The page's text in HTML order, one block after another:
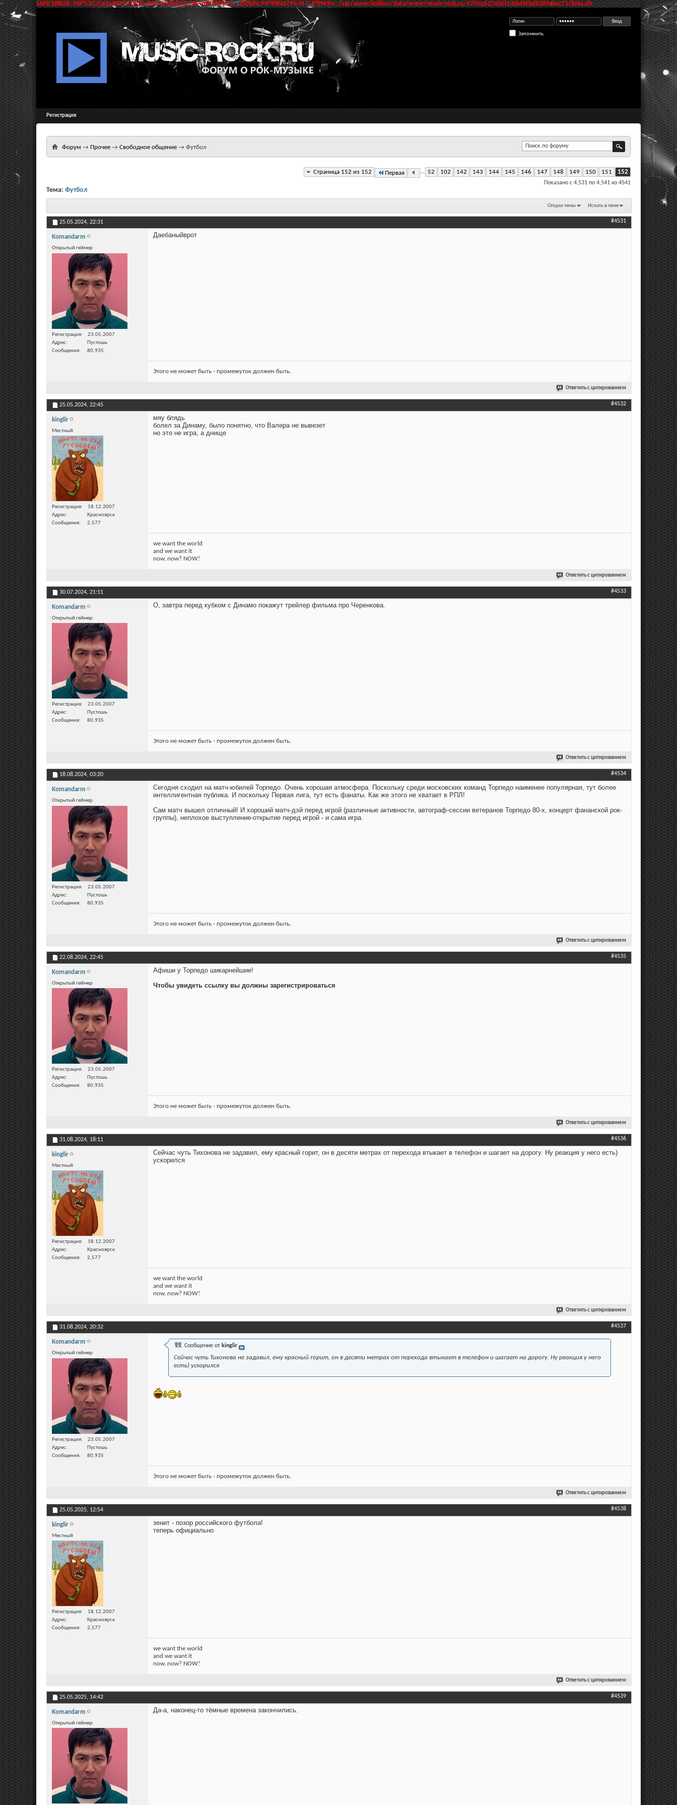
SAPE ERROR: РќР°СЂСѓС€РµРЅР° С†РµР»РѕСЃС‚РЅРѕСЃС‚СЊ РґР°РЅРЅС‹С… РїСЂРё Р·Р°РїРёСЃРё РІ С„Р°Р№Р»: /var/www/kulikov/data/www/music-rock.ru/47f9cc627c06f1cbb4f6bd8389dacc73/links.db
Запомнить
Регистрация
Форум → Прочее → Свободное общение → Футбол
Страница 152 из 152 Первая ... 52 102 142 143 144 145 146 147 148 149 150 151 152
Показано с 4,531 по 4,541 из 4541
Тема: Футбол
Опции темы Искать в теме
25.05.2024, 22:31 #4531
Komandarm
Открытый геймер
Регистрация
23.05.2007
Адрес
Пустошь
Сообщения
80,935
Даебаныйврот
Этого не может быть - промежуток должен быть.
Ответить с цитированием
25.05.2024, 22:45 #4532
kinglir
Местный
Регистрация
18.12.2007
Адрес
Красноярск
Сообщения
2,577
мяу блядь
болел за Динаму, было понятно, что Валера не вывезет
но это не игра, а днище
we want the world
and we want it
now. now? NOW!
Ответить с цитированием
30.07.2024, 21:11 #4533
Komandarm
Открытый геймер
Регистрация
23.05.2007
Адрес
Пустошь
Сообщения
80,935
О, завтра перед кубком с Динамо покажут трейлер фильма про Черенкова.
Этого не может быть - промежуток должен быть.
Ответить с цитированием
18.08.2024, 03:20 #4534
Komandarm
Открытый геймер
Регистрация
23.05.2007
Адрес
Пустошь
Сообщения
80,935
Сегодня сходил на матч-юбилей Торпедо. Очень хорошая атмосфера. Поскольку среди московских команд Торпедо наименее популярная, тут более
интеллигентная публика. И поскольку Первая лига, тут есть фанаты. Как же этого не хватает в РПЛ!
Сам матч вышел отличный! И хороший матч-дэй перед игрой (различные активности, автограф-сессии ветеранов Торпедо 80-х, концерт фананской рок-
группы), неплохое выступление-открытие перед игрой - и сама игра.
Этого не может быть - промежуток должен быть.
Ответить с цитированием
22.08.2024, 22:45 #4535
Komandarm
Открытый геймер
Регистрация
23.05.2007
Адрес
Пустошь
Сообщения
80,935
Афиши у Торпедо шикарнейшие!
Чтобы увидеть ссылку вы должны зарегистрироваться
Этого не может быть - промежуток должен быть.
Ответить с цитированием
31.08.2024, 18:11 #4536
kinglir
Местный
Регистрация
18.12.2007
Адрес
Красноярск
Сообщения
2,577
Сейчас чуть Тихонова не задавил, ему красный горит, он в десяти метрах от перехода втыкает в телефон и шагает на дорогу. Ну реакция у него есть)
ускорился
we want the world
and we want it
now. now? NOW!
Ответить с цитированием
31.08.2024, 20:32 #4537
Komandarm
Открытый геймер
Регистрация
23.05.2007
Адрес
Пустошь
Сообщения
80,935
Сообщение от kinglir
Сейчас чуть Тихонова не задавил, ему красный горит, он в десяти метрах от перехода втыкает в телефон и шагает на дорогу. Ну реакция у него
есть) ускорился
Этого не может быть - промежуток должен быть.
Ответить с цитированием
25.05.2025, 12:54 #4538
kinglir
Местный
Регистрация
18.12.2007
Адрес
Красноярск
Сообщения
2,577
зенит - позор российского футбола!
теперь официально
we want the world
and we want it
now. now? NOW!
Ответить с цитированием
25.05.2025, 14:42 #4539
Komandarm
Открытый геймер
Да-а, наконец-то тёмные времена закончились.